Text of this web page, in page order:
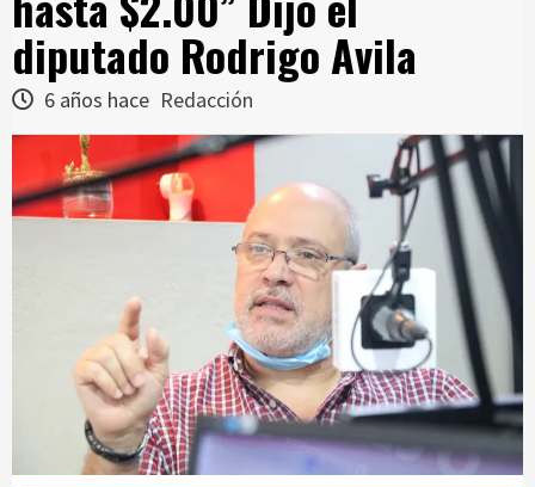
diputado Rodrigo Avila
6 años hace Redacción